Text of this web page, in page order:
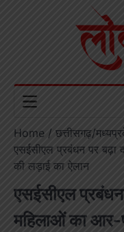
Home
छत्तीसगढ़/
एसईसीएल प्रबंधन पर बढ़ा
की लड़ाई का ऐलान
एसईसीएल प्रबंधन
महिलाओं का आर-